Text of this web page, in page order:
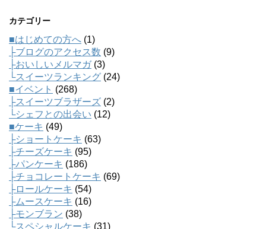
カテゴリー
■はじめての方へ (1)
├ブログのアクセス数 (9)
├おいしいメルマガ(3)
└スイーツランキング (24)
■イベント (268)
├スイーツブラザーズ (2)
└シェフとの出会い (12)
■ケーキ (49)
├ショートケーキ (63)
├チーズケーキ (95)
├パンケーキ (186)
├チョコレートケーキ (69)
├ロールケーキ (54)
├ムースケーキ (16)
├モンブラン (38)
└スペシャルケーキ (31)